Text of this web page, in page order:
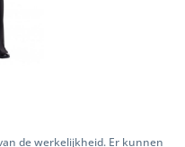
de werkelijkheid. Er kunnen